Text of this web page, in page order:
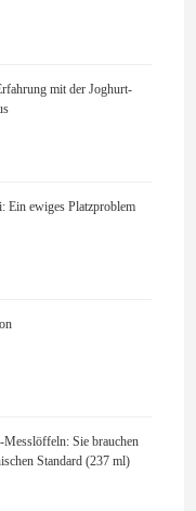
mit der Joghurt-
Ein ewiges Platzproblem
Sie brauchen
Standard (237 ml)